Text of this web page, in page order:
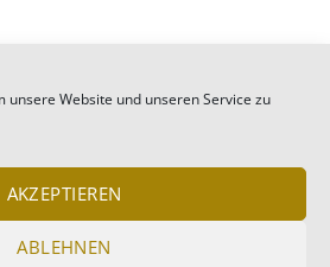
unsere Website und unseren Service zu
AKZEPTIEREN
ABLEHNEN